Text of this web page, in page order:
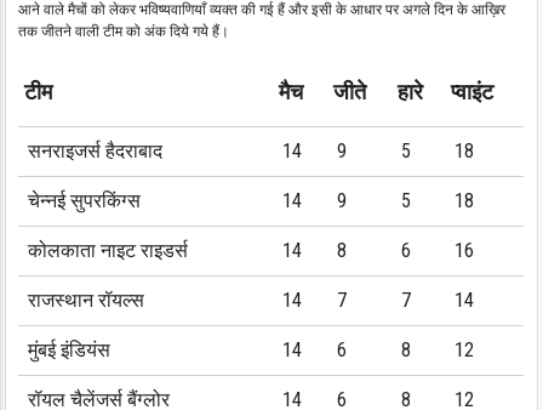
आने वाले मैचों को लेकर भविष्यवाणियाँ व्यक्त की गई हैं और इसी के आधार पर अगले दिन के आख़िर
तक जीतने वाली टीम को अंक दिये गये हैं।
टीम मैच जीते हारे प्वाइंट
सनराइजर्स हैदराबाद 14 9 5 18
चेन्नई सुपरकिंग्स 14 9 5 18
कोलकाता नाइट राइडर्स 14 8 6 16
राजस्थान रॉयल्स 14 7 7 14
मुंबई इंडियंस 14 6 8 12
रॉयल चैलेंजर्स बैंग्लोर 14 6 8 12